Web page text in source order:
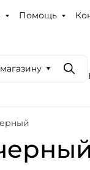
Помощь